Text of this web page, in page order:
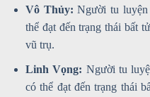
Vô Thủy: Người tu
thể đạt đến trạng thái bất
vũ trụ.
Linh Vọng: Người tu
có thể đạt đến trạng thái